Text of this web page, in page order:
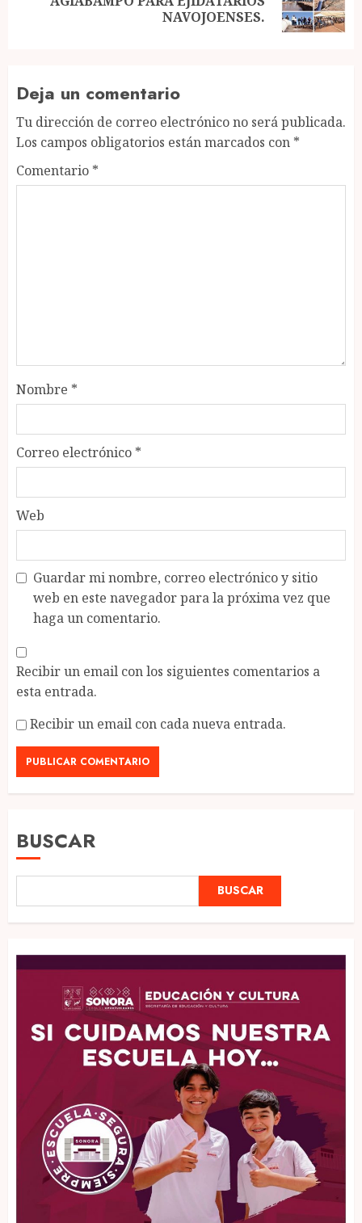
NAVOJOENSES.
Deja un comentario
Tu dirección de correo electrónico no será publicada.
Los campos obligatorios están marcados con *
Comentario *
Nombre *
Correo electrónico *
Web
Guardar mi nombre, correo electrónico y sitio
web en este navegador para la próxima vez que
haga un comentario.
Recibir un email con los siguientes comentarios a
esta entrada.
Recibir un email con cada nueva entrada.
BUSCAR
BUSCAR